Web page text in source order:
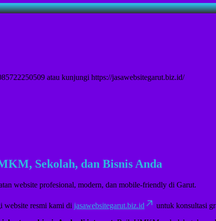
atau kunjungi https://jasawebsitegarut.biz.id/
Sekolah, dan Bisnis Anda
website profesional, modern, dan mobile-friendly di Garut.
website resmi kami di jasawebsitegarut.biz.id
untuk konsultasi